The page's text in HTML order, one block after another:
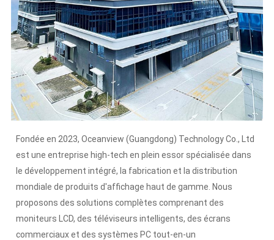
Fondée en 2023, Oceanview (Guangdong) Technology Co., Ltd
est une entreprise high-tech en plein essor spécialisée dans
le développement intégré, la fabrication et la distribution
mondiale de produits d'affichage haut de gamme. Nous
proposons des solutions complètes comprenant des
moniteurs LCD, des téléviseurs intelligents, des écrans
commerciaux et des systèmes PC tout-en-un